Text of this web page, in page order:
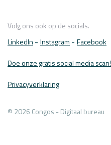
Volg ons ook op de socials.
LinkedIn
Instagram
Facebook
Doe onze gratis social media scan!
Privacyverklaring
© 2026 Congos - Digitaal bureau